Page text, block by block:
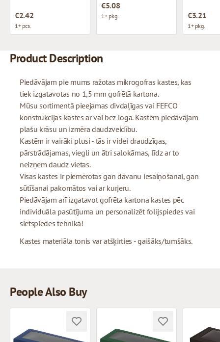
€2.42
1+ pcs.
€5.08
1+ pkg. €3.21
1+ pkg.
Product Description
Piedāvājam pie mums ražotas mikrogofras kastes, kas
tiek izgatavotas no 1,5 mm gofrētā kartona.
Mūsu sortimentā pieejamas divdaļīgas vai FEFCO
konstrukcijas kastes ar vai bez loga. Kastēm piedāvājam
plašu krāsu un izmēra daudzveidību.
Kastēm ir vairāki plusi - tās ir videi draudzīgas,
pārstrādājamas, viegli un ātri salokāmas, līdz ar to
neizņem daudz vietas.
Visas kastes ir piemērotas gan dāvanu iesaiņošanai, gan
sūtīšanai pakomātos vai ar kurjeru.
Piedāvājam arī izgatavot gofrēta kartona kastes pēc
individuāla pasūtījuma un personalizēt folijspiedes vai
sietspiedes tehnikā!
Kastes materiāla tonis var atšķirties - gaišāks/tumšāks.
People Also Buy